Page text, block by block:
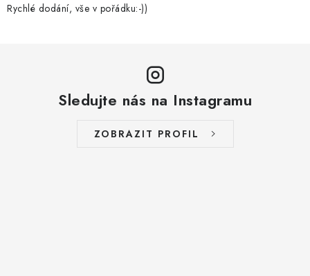
Rychlé dodání, vše v pořádku:-))
Sledujte nás na Instagramu
ZOBRAZIT PROFIL